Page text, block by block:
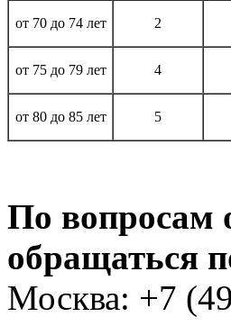
от 70 до 74 лет 2
от 75 до 79 лет 4
от 80 до 85 лет 5
По вопросам
обращаться
Москва: +7